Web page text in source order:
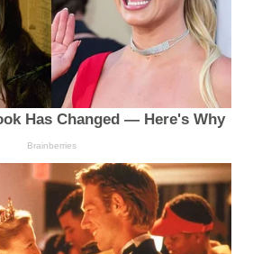
Has Changed — Here's Why
Brainberries